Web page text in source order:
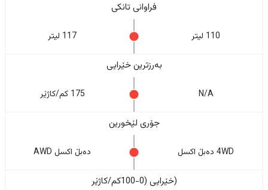
فراوانی تانکی
110 لیتر 117 لیتر
بەرزترین خێرایی
N/A 175 کم/کاژێر
جۆری لێخورین
4WD دەبڵ اکسل دەبڵ اکسل AWD
(خێرایی (0-100کم/کاژێر